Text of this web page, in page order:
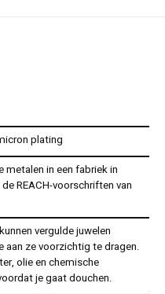
plating
metalen in een fabriek in
REACH-voorschriften van
vergulde juwelen
aan ze voorzichtig te dragen.
olie en chemische
je gaat douchen.